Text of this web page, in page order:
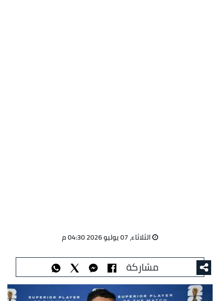
الثلاثاء، 07 يوليو 2026 04:30 م
مشاركة